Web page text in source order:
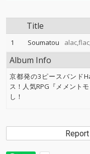
Title
1 Soumatou
Album Info
京都発の3ピースバンド
ス！人気RPG『メメント
し！